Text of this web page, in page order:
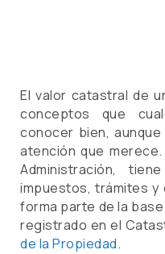
El valor catastral de
conceptos que
conocer bien,
atención que
Administración,
impuestos, trámites y
forma parte de la
registrado en el
de la Propiedad.